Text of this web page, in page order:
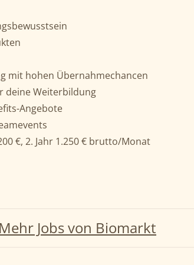
mit hohen Übernahmechancen
deine Weiterbildung
Angebote
€, 2. Jahr 1.250 € brutto/Monat
Mehr Jobs von Biomarkt